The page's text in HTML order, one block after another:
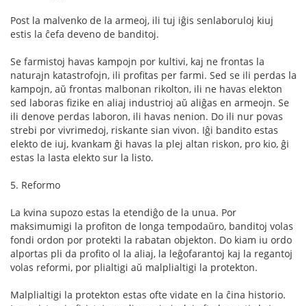
Post la malvenko de la armeoj, ili tuj iĝis senlaboruloj kiuj
estis la ĉefa deveno de banditoj.
Se farmistoj havas kampojn por kultivi, kaj ne frontas la
naturajn katastrofojn, ili profitas per farmi. Sed se ili perdas la
kampojn, aŭ frontas malbonan rikolton, ili ne havas elekton
sed laboras fizike en aliaj industrioj aŭ aliĝas en armeojn. Se
ili denove perdas laboron, ili havas nenion. Do ili nur povas
strebi por vivrimedoj, riskante sian vivon. Iĝi bandito estas
elekto de iuj, kvankam ĝi havas la plej altan riskon, pro kio, ĝi
estas la lasta elekto sur la listo.
5. Reformo
La kvina supozo estas la etendiĝo de la unua. Por
maksimumigi la profiton de longa tempodaŭro, banditoj volas
fondi ordon por protekti la rabatan objekton. Do kiam iu ordo
alportas pli da profito ol la aliaj, la leĝofarantoj kaj la regantoj
volas reformi, por plialtigi aŭ malplialtigi la protekton.
Malplialtigi la protekton estas ofte vidate en la ĉina historio.